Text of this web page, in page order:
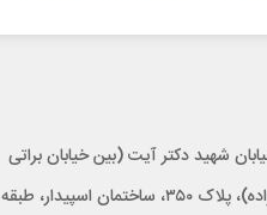
شهید دکتر آیت (بین خیابان براتی
و خیابان قاسم زاده)، پلاک ۳۵۰، ساختمان اسپیدار، طبقه